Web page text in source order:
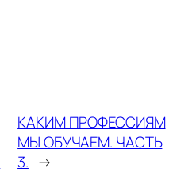
КАКИМ ПРОФЕССИЯМ
МЫ ОБУЧАЕМ. ЧАСТЬ
3. →